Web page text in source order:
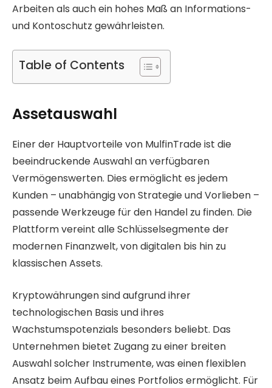
Arbeiten als auch ein hohes Maß an Informations-
und Kontoschutz gewährleisten.
Table of Contents
Assetauswahl
Einer der Hauptvorteile von MulfinTrade ist die
beeindruckende Auswahl an verfügbaren
Vermögenswerten. Dies ermöglicht es jedem
Kunden – unabhängig von Strategie und Vorlieben –
passende Werkzeuge für den Handel zu finden. Die
Plattform vereint alle Schlüsselsegmente der
modernen Finanzwelt, von digitalen bis hin zu
klassischen Assets.
Kryptowährungen sind aufgrund ihrer
technologischen Basis und ihres
Wachstumspotenzials besonders beliebt. Das
Unternehmen bietet Zugang zu einer breiten
Auswahl solcher Instrumente, was einen flexiblen
Ansatz beim Aufbau eines Portfolios ermöglicht. Für